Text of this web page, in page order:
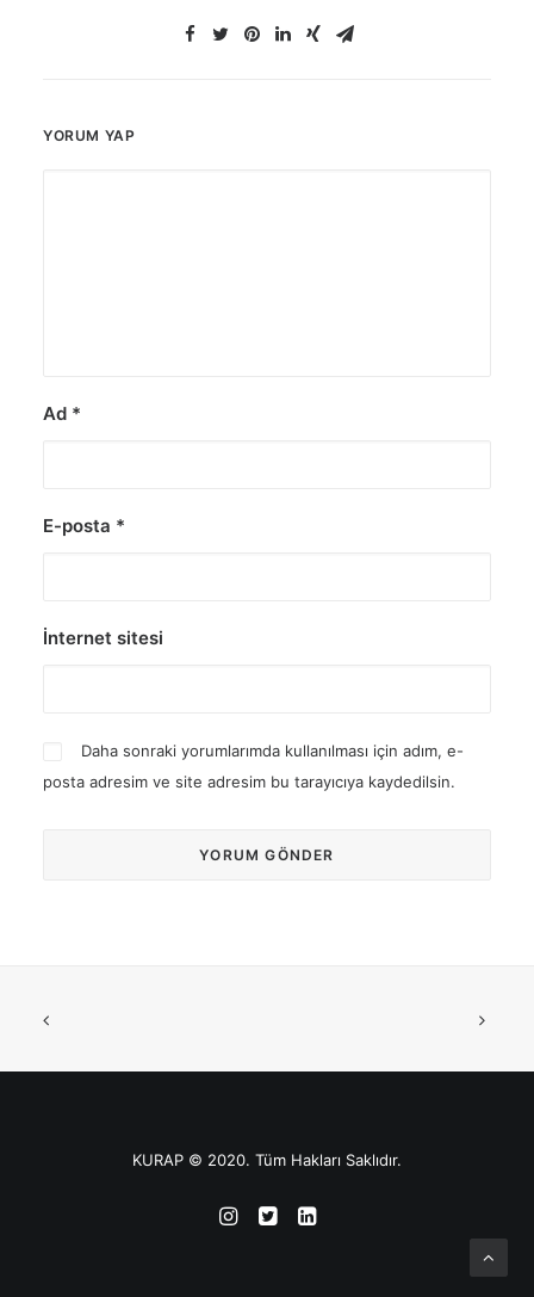
YORUM YAP
Ad *
E-posta *
İnternet sitesi
Daha sonraki yorumlarımda kullanılması için adım, e-
posta adresim ve site adresim bu tarayıcıya kaydedilsin.
KURAP © 2020. Tüm Hakları Saklıdır.